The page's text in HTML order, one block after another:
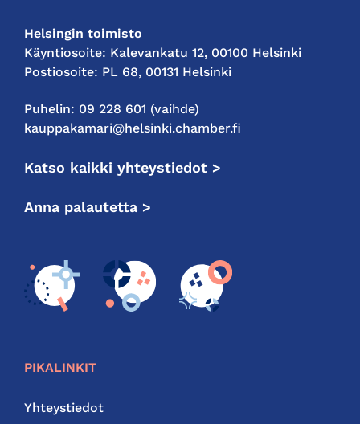
Helsingin toimisto
Käyntiosoite: Kalevankatu 12, 00100 Helsinki
Postiosoite: PL 68, 00131 Helsinki
Puhelin: 09 228 601 (vaihde)
kauppakamari@helsinki.chamber.fi
Katso kaikki yhteystiedot >
Anna palautetta >
PIKALINKIT
Yhteystiedot